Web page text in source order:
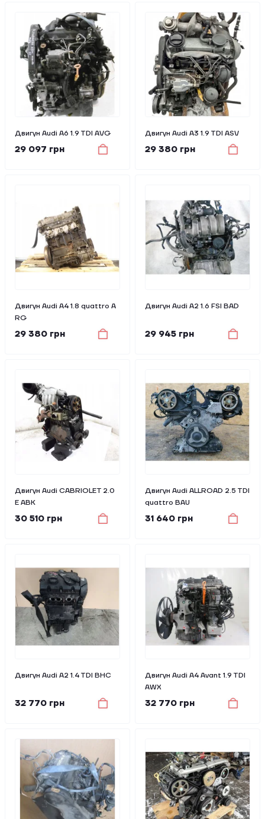
Двигун Audi A6 1.9 TDI AVG
29 097 грн
Двигун Audi A3 1.9 TDI ASV
29 380 грн
Двигун Audi A4 1.8 quattro A
RG
29 380 грн
Двигун Audi A2 1.6 FSI BAD
29 945 грн
Двигун Audi CABRIOLET 2.0
E ABK
30 510 грн
Двигун Audi ALLROAD 2.5 TDI
quattro BAU
31 640 грн
Двигун Audi A2 1.4 TDI BHC
32 770 грн
Двигун Audi A4 Avant 1.9 TDI
AWX
32 770 грн